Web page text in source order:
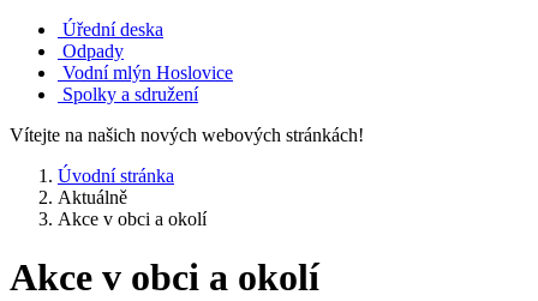
Úřední deska
Odpady
Vodní mlýn Hoslovice
Spolky a sdružení
Vítejte na našich nových webových stránkách!
Úvodní stránka
Aktuálně
Akce v obci a okolí
Akce v obci a okolí